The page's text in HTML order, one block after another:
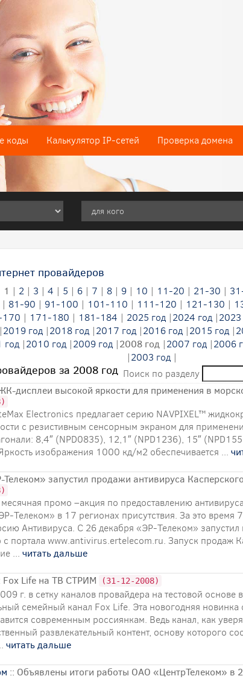
коды Калькулятор IP-сетей Проверка домена
провайдеров
1 | 2 | 3 | 4 | 5 | 6 | 7 | 8 | 9 | 10 | 11-20 | 21-30 |
| 81-90 | 91-100 | 101-110 | 111-120 | 121-130 |
170 | 171-180 | 181-184 | 2025 год|2024 год|2023
2019 год|2018 год|2017 год|2016 год|2015 год|
год|2010 год|2009 год|2008 год|2007 год|2006
|2003 год |
за 2008 год Поиск по разделу
дисплеи высокой яркости для применения в
Electronics предлагает серию NAVPIXEL™
с резистивным сенсорным экраном для
8,4″ (NPD0835), 12,1″ (NPD1236), 15″
изображения 1000 кд/м2 обеспечивается ...
Телеком» запустил продажи антивируса
промо –акция по предоставлению
Телеком» в 17 регионах присутствия. За это время
Антивируса. С 26 декабря «ЭР-Телеком» запустил
с портала www.antivirus.ertelecom.ru. Запуск продаж
... читать дальше
Fox Life на ТВ СТРИМ (31-12-2008)
г. в сетку каналов провайдера на тестовой основе
семейный канал Fox Life. Эта новогодняя новинка
современным россиянкам. Ведь канал, как
развлекательный контент, основу которого
читать дальше
:: Объявлены итоги работы ОАО «ЦентрТелеком» в